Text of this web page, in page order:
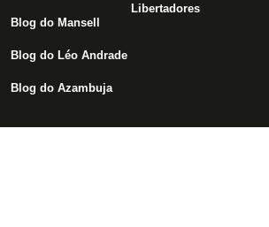
Blog do Mansell
Blog do Léo Andrade
Blog do Azambuja
Libertadores